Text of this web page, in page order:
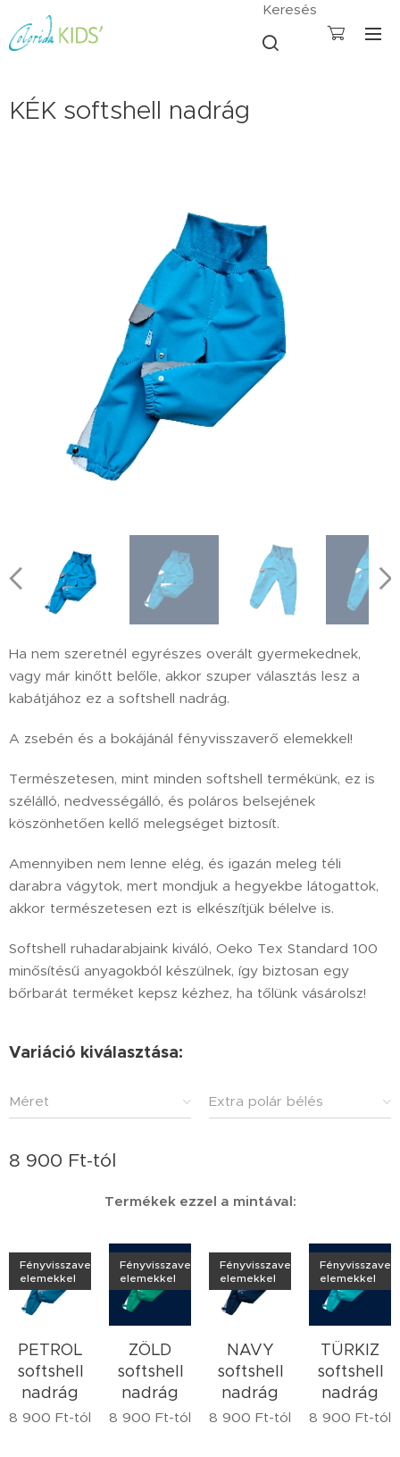
Keresés
KÉK softshell nadrág
Ha nem szeretnél egyrészes overált gyermekednek,
vagy már kinőtt belőle, akkor szuper választás lesz a
kabátjához ez a softshell nadrág.
A zsebén és a bokájánál fényvisszaverő elemekkel!
Természetesen, mint minden softshell termékünk, ez is
szélálló, nedvességálló, és poláros belsejének
köszönhetően kellő melegséget biztosít.
Amennyiben nem lenne elég, és igazán meleg téli
darabra vágytok, mert mondjuk a hegyekbe látogattok,
akkor természetesen ezt is elkészítjük bélelve is.
Softshell ruhadarabjaink kiváló, Oeko Tex Standard 100
minősítésű anyagokból készülnek, így biztosan egy
bőrbarát terméket kepsz kézhez, ha tőlünk vásárolsz!
Variáció kiválasztása:
Méret Extra polár bélés
8 900 Ft-tól
Termékek ezzel a mintával:
PETROL
softshell
nadrág
Fényvisszaverő
elemekkel
8 900 Ft-tól
ZÖLD
softshell
nadrág
Fényvisszaverő
elemekkel
8 900 Ft-tól
NAVY
softshell
nadrág
Fényvisszaverő
elemekkel
8 900 Ft-tól
TÜRKIZ
softshell
nadrág
elemekkel
8 900 Ft-tól